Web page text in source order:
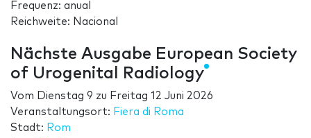
Frequenz: anual
Reichweite: Nacional
Nächste Ausgabe European Society
of Urogenital Radiology
Vom Dienstag 9 zu Freitag 12 Juni 2026
Veranstaltungsort: Fiera di Roma
Stadt: Rom